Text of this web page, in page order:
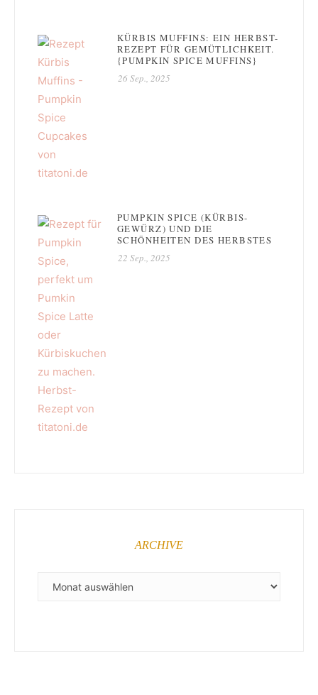
KÜRBIS MUFFINS: EIN HERBST-
REZEPT FÜR GEMÜTLICHKEIT.
{PUMPKIN SPICE MUFFINS}
26 Sep., 2025
PUMPKIN SPICE (KÜRBIS-
GEWÜRZ) UND DIE
SCHÖNHEITEN DES HERBSTES
22 Sep., 2025
ARCHIVE
ARCHIVE